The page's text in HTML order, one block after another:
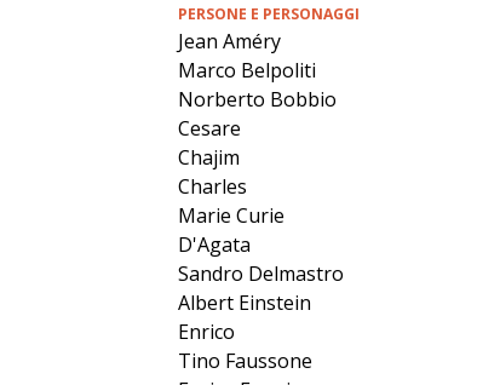
PERSONE E PERSONAGGI
Jean Améry
Marco Belpoliti
Norberto Bobbio
Cesare
Chajim
Charles
Marie Curie
D'Agata
Sandro Delmastro
Albert Einstein
Enrico
Tino Faussone